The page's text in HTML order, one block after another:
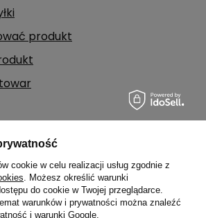
produkt
cookie w celu realizacji usług zgodnie z
. Możesz określić warunki
do cookie w Twojej przeglądarce.
warunków i prywatności można znaleźć
i warunki Google.